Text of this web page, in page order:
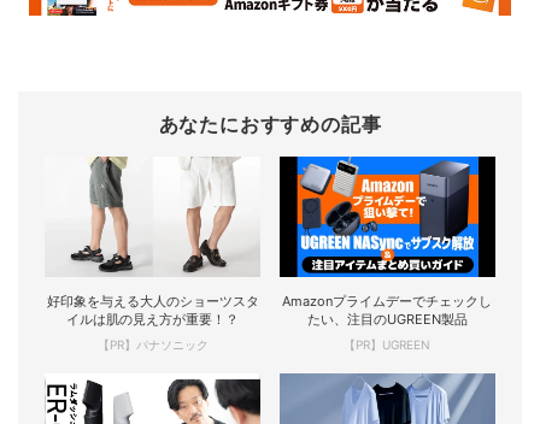
あなたにおすすめの記事
好印象を与える大人のショーツスタ
イルは肌の見え方が重要！？
【PR】パナソニック
Amazonプライムデーでチェックし
たい、注目のUGREEN製品
【PR】UGREEN